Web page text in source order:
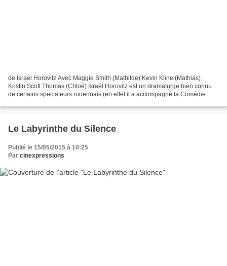
de Israël Horovitz Avec Maggie Smith (Mathilde) Kevin Kline (Mathias)
Kristin Scott Thomas (Chloé) Israël Horovitz est un dramaturge bien connu
de certains spectateurs rouennais (en effet il a accompagné la Comédie
Le Labyrinthe du Silence
Publié le 15/05/2015 à 10:25
Par cinexpressions